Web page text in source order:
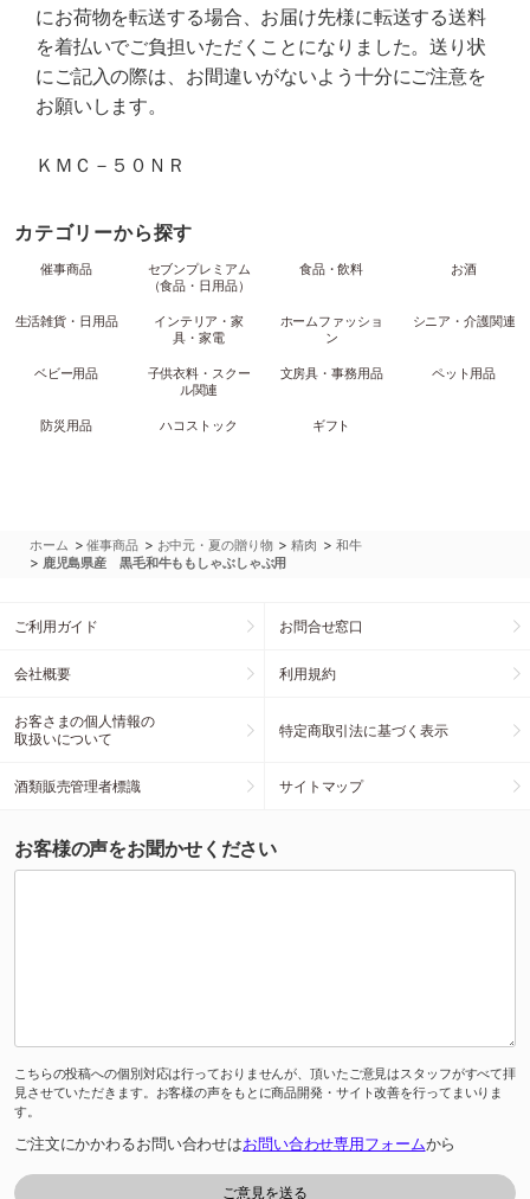
にお荷物を転送する場合、お届け先様に転送する送料
を着払いでご負担いただくことになりました。送り状
にご記入の際は、お間違いがないよう十分にご注意を
お願いします。
ＫＭＣ－５０ＮＲ
カテゴリーから探す
催事商品
セブンプレミアム
（食品・日用品）
食品・飲料 お酒
生活雑貨・日用品
インテリア・家
具・家電
ホームファッショ
ン
シニア・介護関連
ベビー用品
子供衣料・スクー
ル関連
文房具・事務用品 ペット用品
防災用品 ハコストック ギフト
ホーム >催事商品 > お中元・夏の贈り物 >精肉 > 和牛
> 鹿児島県産 黒毛和牛ももしゃぶしゃぶ用
ご利用ガイド お問合せ窓口
会社概要 利用規約
お客さまの個人情報の
取扱いについて
特定商取引法に基づく表示
酒類販売管理者標識 サイトマップ
お客様の声をお聞かせください
こちらの投稿への個別対応は行っておりませんが、頂いたご意見はスタッフがすべて拝
見させていただきます。お客様の声をもとに商品開発・サイト改善を行ってまいりま
す。
ご注文にかかわるお問い合わせはお問い合わせ専用フォームから